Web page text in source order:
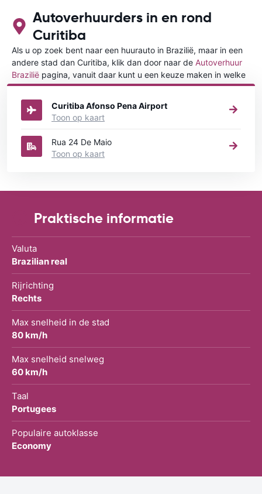
Autoverhuurders in en rond
Curitiba
Als u op zoek bent naar een huurauto in Brazilië, maar in een
andere stad dan Curitiba, klik dan door naar de Autoverhuur
Brazilië pagina, vanuit daar kunt u een keuze maken in welke
stad in Brazilië u een auto huren wilt.
Curitiba Afonso Pena Airport
Toon op kaart
Rua 24 De Maio
Toon op kaart
Praktische informatie
Valuta
Brazilian real
Rijrichting
Rechts
Max snelheid in de stad
80 km/h
Max snelheid snelweg
60 km/h
Taal
Portugees
Populaire autoklasse
Economy